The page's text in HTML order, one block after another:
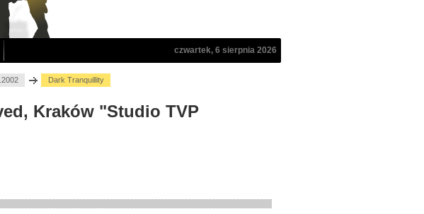
czwartek, 6 sierpnia 2026
Dark Tranquillity
Kraków "Studio TVP